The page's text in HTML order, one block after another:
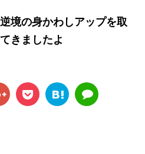
境の身かわしアップを取
きましたよ